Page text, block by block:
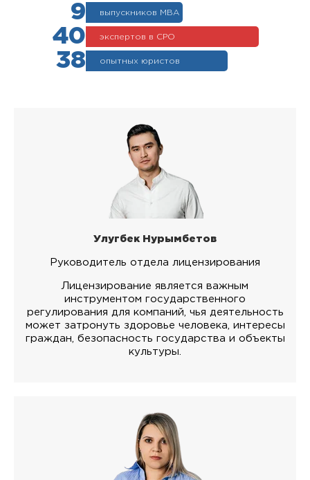
9 выпускников МВА
40 экспертов в СРО
38 опытных юристов
Улугбек Нурымбетов
Руководитель отдела лицензирования
Лицензирование является важным
инструментом государственного
регулирования для компаний, чья деятельность
может затронуть здоровье человека, интересы
граждан, безопасность государства и объекты
культуры.